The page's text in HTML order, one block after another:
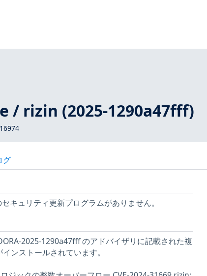
/ rizin (2025-1290a47fff)
グ
キュリティ更新プログラムがありません。
2025-1290a47fff のアドバイザリに記載された複
ンストールされています。